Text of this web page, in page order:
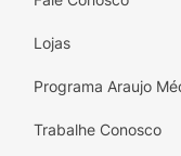
antagonismo
e do 5HT2A
efeitos da
terapêutica do
Lojas
Programa Araujo
Trabalhe Conosco